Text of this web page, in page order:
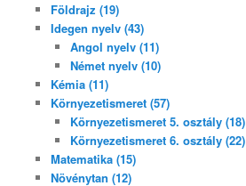
Földrajz (19)
Idegen nyelv (43)
Angol nyelv (11)
Német nyelv (10)
Kémia (11)
Környezetismeret (57)
Környezetismeret 5. osztály (18)
Környezetismeret 6. osztály (22)
Matematika (15)
Növénytan (12)